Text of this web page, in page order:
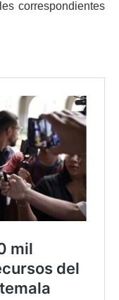
correspondientes